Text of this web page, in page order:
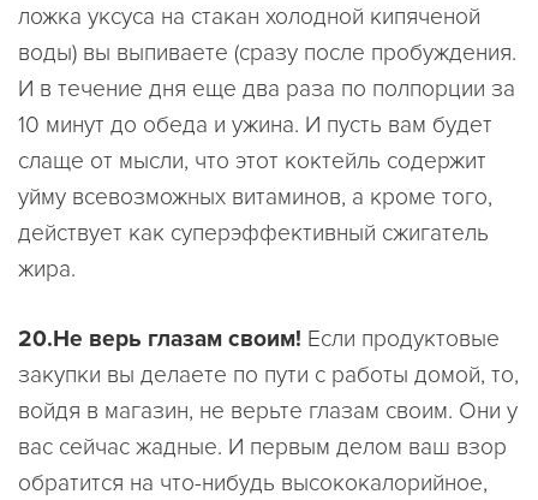
ложка уксуса на стакан холодной кипяченой
воды) вы выпиваете (сразу после пробуждения.
И в течение дня еще два раза по полпорции за
10 минут до обеда и ужина. И пусть вам будет
слаще от мысли, что этот коктейль содержит
уйму всевозможных витаминов, а кроме того,
действует как суперэффективный сжигатель
жира.
20.Не верь глазам своим! Если продуктовые
закупки вы делаете по пути с работы домой, то,
войдя в магазин, не верьте глазам своим. Они у
вас сейчас жадные. И первым делом ваш взор
обратится на что-нибудь высококалорийное,